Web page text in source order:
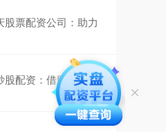
票配资公司：助力
股配资：借助平台，